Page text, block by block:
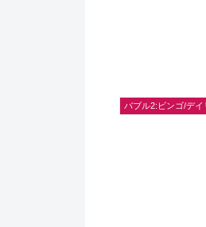
バブル2:ビンゴ/デ